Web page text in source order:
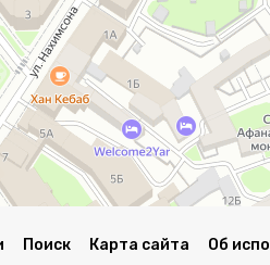
Поиск Карта сайта Об